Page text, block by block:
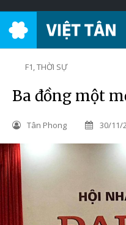
F1,THỜI SỰ
Ba đồng một
Tân Phong 30/11/